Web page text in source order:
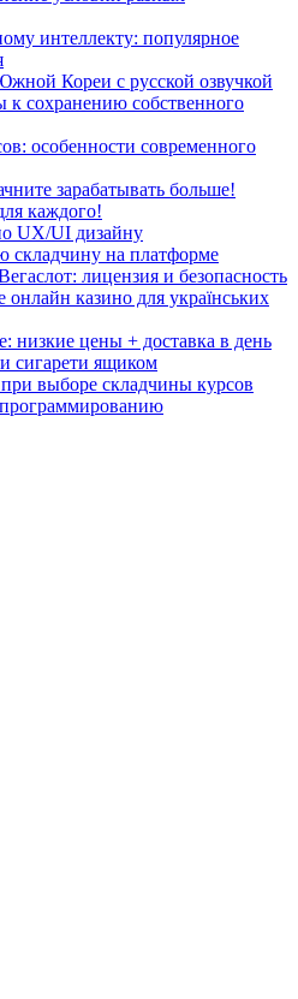
интеллекту: популярное
Кореи с русской озвучкой
сохранению собственного
особенности современного
зарабатывать больше!
каждого!
UX/UI дизайну
складчину на платформе
лицензия и безопасность
онлайн казино для українських
низкие цены + доставка в день
сигарети ящиком
выборе складчины курсов